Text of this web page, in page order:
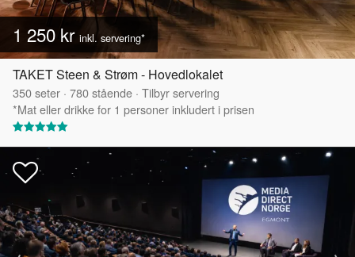
1 250 kr inkl. servering*
TAKET Steen & Strøm - Hovedlokalet
350seter · 780stående · Tilbyr servering
*Mat eller drikke for 1 personer inkludert i prisen